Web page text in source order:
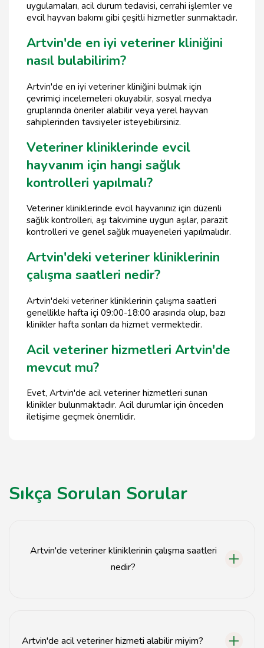
uygulamaları, acil durum tedavisi, cerrahi işlemler ve
evcil hayvan bakımı gibi çeşitli hizmetler sunmaktadır.
Artvin'de en iyi veteriner kliniğini
nasıl bulabilirim?
Artvin'de en iyi veteriner kliniğini bulmak için
çevrimiçi incelemeleri okuyabilir, sosyal medya
gruplarında öneriler alabilir veya yerel hayvan
sahiplerinden tavsiyeler isteyebilirsiniz.
Veteriner kliniklerinde evcil
hayvanım için hangi sağlık
kontrolleri yapılmalı?
Veteriner kliniklerinde evcil hayvanınız için düzenli
sağlık kontrolleri, aşı takvimine uygun aşılar, parazit
kontrolleri ve genel sağlık muayeneleri yapılmalıdır.
Artvin'deki veteriner kliniklerinin
çalışma saatleri nedir?
Artvin'deki veteriner kliniklerinin çalışma saatleri
genellikle hafta içi 09:00-18:00 arasında olup, bazı
klinikler hafta sonları da hizmet vermektedir.
Acil veteriner hizmetleri Artvin'de
mevcut mu?
Evet, Artvin'de acil veteriner hizmetleri sunan
klinikler bulunmaktadır. Acil durumlar için önceden
iletişime geçmek önemlidir.
Sıkça Sorulan Sorular
Artvin'de veteriner kliniklerinin çalışma saatleri
nedir?
Artvin'de acil veteriner hizmeti alabilir miyim?